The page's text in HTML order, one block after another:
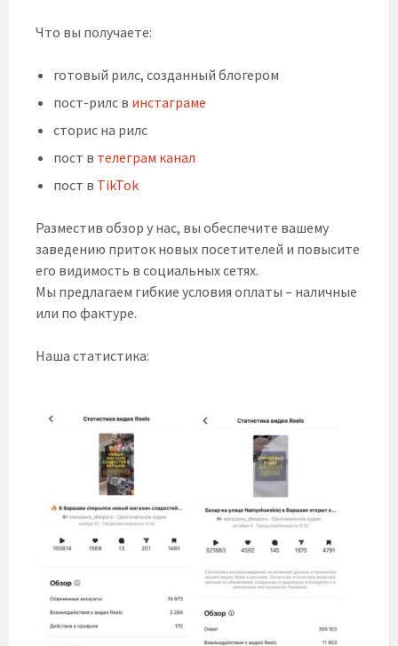
Что вы получаете:
готовый рилс, созданный блогером
пост-рилс в инстаграме
сторис на рилс
пост в телеграм канал
пост в TikTok
Разместив обзор у нас, вы обеспечите вашему
заведению приток новых посетителей и повысите
его видимость в социальных сетях.
Мы предлагаем гибкие условия оплаты – наличные
или по фактуре.
Наша статистика: